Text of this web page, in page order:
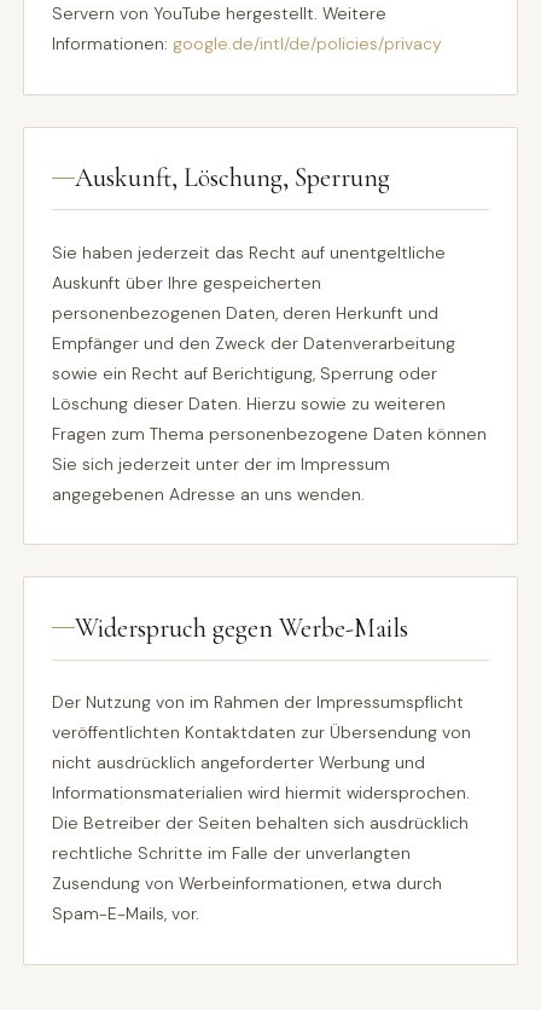
Servern von YouTube hergestellt. Weitere
Informationen: google.de/intl/de/policies/privacy
Auskunft, Löschung, Sperrung
Sie haben jederzeit das Recht auf unentgeltliche
Auskunft über Ihre gespeicherten
personenbezogenen Daten, deren Herkunft und
Empfänger und den Zweck der Datenverarbeitung
sowie ein Recht auf Berichtigung, Sperrung oder
Löschung dieser Daten. Hierzu sowie zu weiteren
Fragen zum Thema personenbezogene Daten können
Sie sich jederzeit unter der im Impressum
angegebenen Adresse an uns wenden.
Widerspruch gegen Werbe-Mails
Der Nutzung von im Rahmen der Impressumspflicht
veröffentlichten Kontaktdaten zur Übersendung von
nicht ausdrücklich angeforderter Werbung und
Informationsmaterialien wird hiermit widersprochen.
Die Betreiber der Seiten behalten sich ausdrücklich
rechtliche Schritte im Falle der unverlangten
Zusendung von Werbeinformationen, etwa durch
Spam-E-Mails, vor.